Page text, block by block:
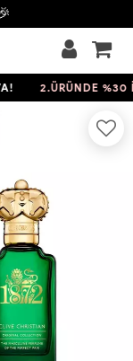
2.ÜRÜNDE %30